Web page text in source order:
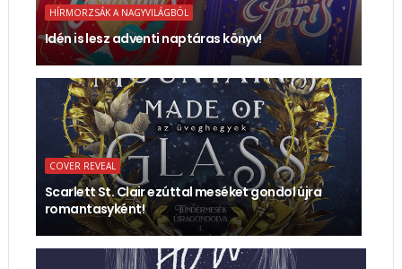
HÍRMORZSÁK A NAGYVILÁGBÓL
Idén is lesz adventi naptáras könyv!
COVER REVEAL
Scarlett St. Clair ezúttal meséket gondol újra
romantasyként!